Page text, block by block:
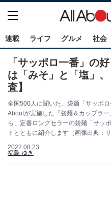
連載 ライフ グルメ 社会
「サッポロ一番」の
は「みそ」と「塩」
査】
全国500人に聞いた、袋麺「サッポ
Aboutが実施した「袋麺＆カップラ
ら、定番ロングセラーの袋麺「サッ
トとともに紹介します（画像出典：
2022.08.23
福島 ゆき